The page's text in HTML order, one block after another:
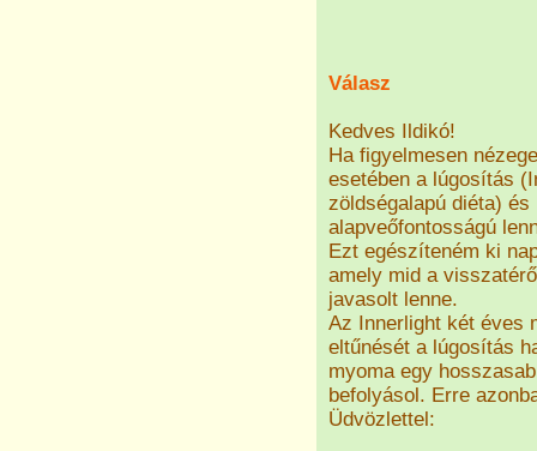
Válasz
Kedves Ildikó!
Ha figyelmesen
esetében a lúgosítás
zöldségalapú diéta)
alapveőfontosságú
Ezt egészíteném ki
amely mid a
javasolt lenne.
Az Innerlight két éves
eltűnését a lúgosítás
myoma egy
befolyásol. Erre
Üdvözlettel: